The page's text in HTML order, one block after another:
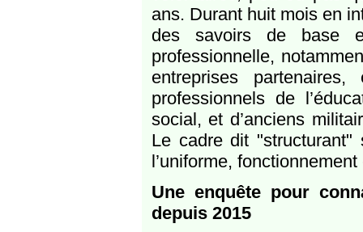
ans. Durant huit mois en
des savoirs de base
professionnelle,
entreprises
professionnels de
social, et d’anciens
Le cadre dit
l’uniforme,
Une enquête pour
depuis 2015